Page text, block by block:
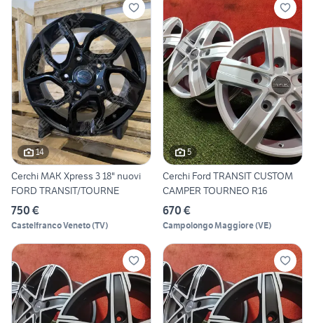
14
Cerchi MAK Xpress 3 18" nuovi
FORD TRANSIT/TOURNE
750 €
Castelfranco Veneto(TV)
5
Cerchi Ford TRANSIT CUSTOM
CAMPER TOURNEO R16
670 €
Campolongo Maggiore(VE)